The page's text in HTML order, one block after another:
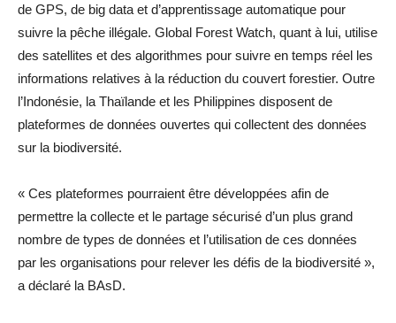
de GPS, de big data et d’apprentissage automatique pour
suivre la pêche illégale. Global Forest Watch, quant à lui, utilise
des satellites et des algorithmes pour suivre en temps réel les
informations relatives à la réduction du couvert forestier. Outre
l’Indonésie, la Thaïlande et les Philippines disposent de
plateformes de données ouvertes qui collectent des données
sur la biodiversité.
« Ces plateformes pourraient être développées afin de
permettre la collecte et le partage sécurisé d’un plus grand
nombre de types de données et l’utilisation de ces données
par les organisations pour relever les défis de la biodiversité »,
a déclaré la BAsD.